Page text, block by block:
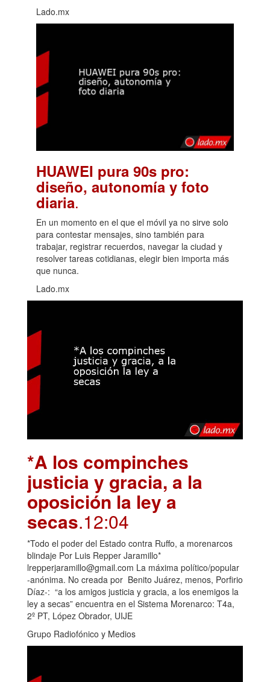
Lado.mx
HUAWEI pura 90s pro:
diseño, autonomía y foto
diaria.
En un momento en el que el móvil ya no sirve solo
para contestar mensajes, sino también para
trabajar, registrar recuerdos, navegar la ciudad y
resolver tareas cotidianas, elegir bien importa más
que nunca.
Lado.mx
*A los compinches
justicia y gracia, a la
oposición la ley a
secas.12:04
*Todo el poder del Estado contra Ruffo, a morenarcos
blindaje Por Luis Repper Jaramillo*
lrepperjaramillo@gmail.com La máxima político/popular
-anónima. No creada por Benito Juárez, menos, Porfirio
Díaz-: “a los amigos justicia y gracia, a los enemigos la
ley a secas” encuentra en el Sistema Morenarco: T4a,
2º PT, López Obrador, UIJE
Grupo Radiofónico y Medios